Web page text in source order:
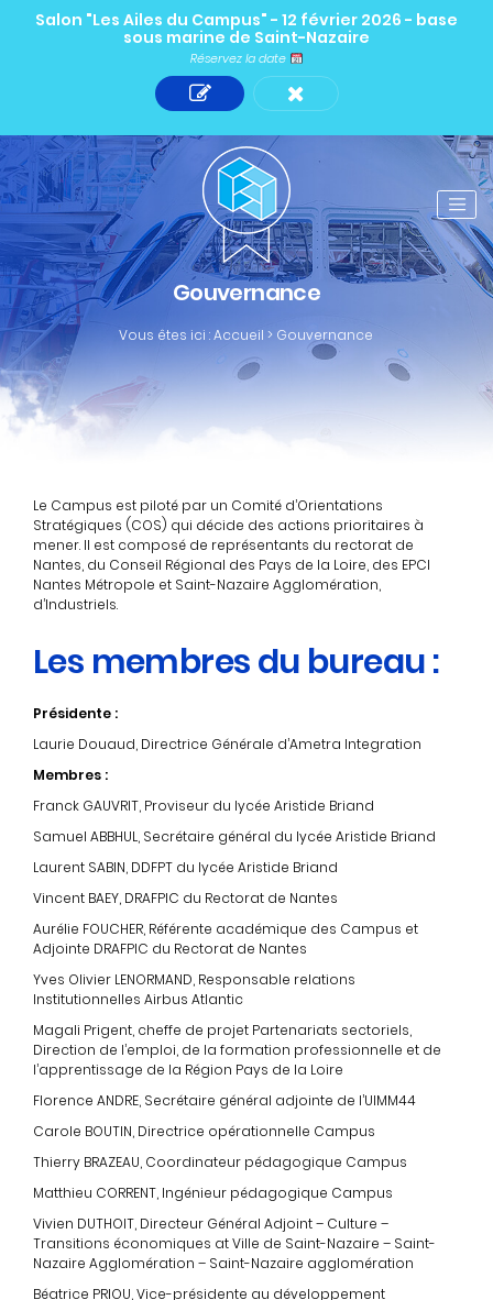
Salon "Les Ailes du Campus" - 12 février 2026 - base
sous marine de Saint-Nazaire
Réservez la date
Gouvernance
Vous êtes ici :Accueil > Gouvernance
Le Campus est piloté par un Comité d’Orientations
Stratégiques (COS) qui décide des actions prioritaires à
mener. Il est composé de représentants du rectorat de
Nantes, du Conseil Régional des Pays de la Loire, des EPCI
Nantes Métropole et Saint-Nazaire Agglomération,
d’Industriels.
Les membres du bureau :
Présidente :
Laurie Douaud, Directrice Générale d’Ametra Integration
Membres :
Franck GAUVRIT, Proviseur du lycée Aristide Briand
Samuel ABBHUL, Secrétaire général du lycée Aristide Briand
Laurent SABIN, DDFPT du lycée Aristide Briand
Vincent BAEY, DRAFPIC du Rectorat de Nantes
Aurélie FOUCHER, Référente académique des Campus et
Adjointe DRAFPIC du Rectorat de Nantes
Yves Olivier LENORMAND, Responsable relations
Institutionnelles Airbus Atlantic
Magali Prigent, cheffe de projet Partenariats sectoriels,
Direction de l’emploi, de la formation professionnelle et de
l’apprentissage de la Région Pays de la Loire
Florence ANDRE, Secrétaire général adjointe de l’UIMM44
Carole BOUTIN, Directrice opérationnelle Campus
Thierry BRAZEAU, Coordinateur pédagogique Campus
Matthieu CORRENT, Ingénieur pédagogique Campus
Vivien DUTHOIT, Directeur Général Adjoint – Culture –
Transitions économiques at Ville de Saint-Nazaire – Saint-
Nazaire Agglomération – Saint-Nazaire agglomération
Béatrice PRIOU, Vice-présidente au développement